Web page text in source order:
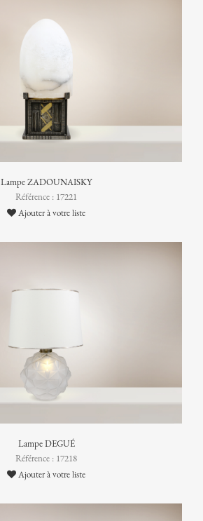
Lampe ZADOUNAISKY
Référence : 17221
Ajouter à votre liste
Lampe DEGUÉ
Référence : 17218
Ajouter à votre liste